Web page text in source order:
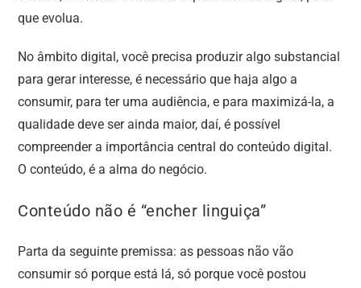
que evolua.
No âmbito digital, você precisa produzir algo substancial
para gerar interesse, é necessário que haja algo a
consumir, para ter uma audiência, e para maximizá-la, a
qualidade deve ser ainda maior, daí, é possível
compreender a importância central do conteúdo digital.
O conteúdo, é a alma do negócio.
Conteúdo não é “encher linguiça”
Parta da seguinte premissa: as pessoas não vão
consumir só porque está lá, só porque você postou